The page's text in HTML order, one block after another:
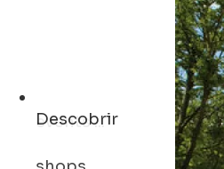
Descobrir